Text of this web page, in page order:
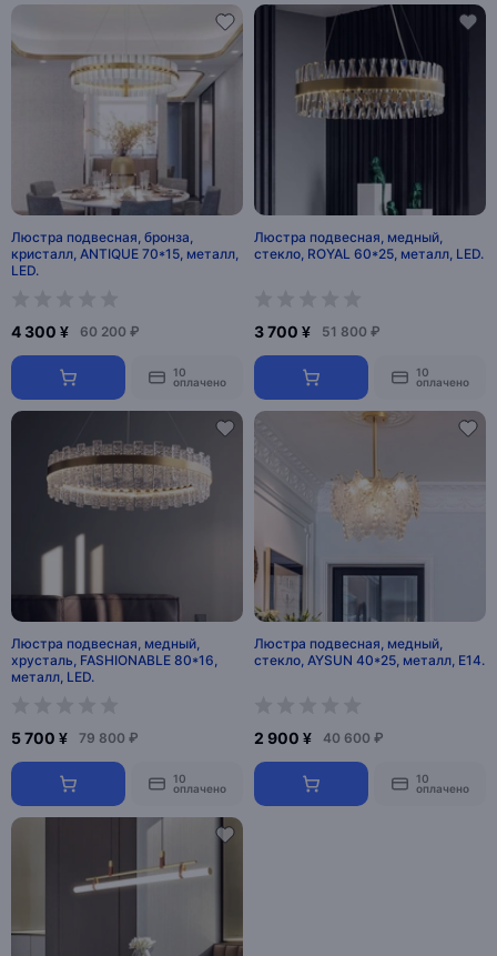
Люстра подвесная, бронза,
кристалл, ANTIQUE 70*15, металл,
LED.
4 300 ¥ 60 200 ₽
10
оплачено
Люстра подвесная, медный,
стекло, ROYAL 60*25, металл, LED.
3 700 ¥ 51 800 ₽
10
оплачено
Люстра подвесная, медный,
хрусталь, FASHIONABLE 80*16,
металл, LED.
5 700 ¥ 79 800 ₽
10
оплачено
Люстра подвесная, медный,
стекло, AYSUN 40*25, металл, E14.
2 900 ¥ 40 600 ₽
10
оплачено